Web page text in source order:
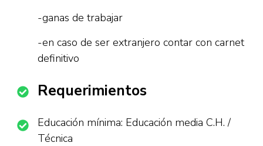
-ganas de trabajar
-en caso de ser extranjero contar con carnet
definitivo
Requerimientos
Educación mínima: Educación media C.H. /
Técnica